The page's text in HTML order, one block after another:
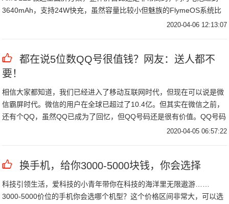
3640mAh，支持24W快充，虽然容量比较小但魅族的FlymeOS系统比
较省电，日常情况下还是够用的，而且该机还具备横向线性马达。
2020-04-06 12:13:07
都在说5位数QQ号很值钱？网友：送人都不
要！
相信大家都知道，我们已经进入了移动互联网时代，但现在可以说是微
信霸屏时代。微信的用户在全球已超过了10.4亿。但其实在微信之前，
还有个QQ，虽然QQ已成为了回忆，但QQ号码还是很有价值。QQ号码
相信每一个喜欢上网的人都有，现在网上售卖一个QQ号码动辄好几
2020-04-05 06:57:22
换手机，给你3000-5000块钱，你会选择
科技引领生活，爱科技的小青年带你在科技的海洋里无限遨游……
3000-5000价位的手机你会选哪个机型？这个价格区间非常大，可以选